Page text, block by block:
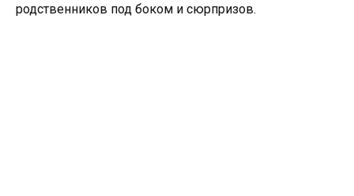
родственников под боком и сюрпризов.